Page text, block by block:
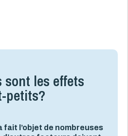
sont les effets
petits?
fait l’objet de nombreuses